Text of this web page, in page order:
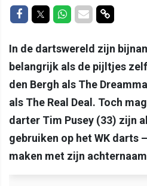
Delen op Facebook
Delen op Twitter
Delen opDelen via Mail
Delen
In de dartswereld zijn
belangrijk als de pijltjes
den Bergh als The
als The Real Deal. Toch
darter Tim Pusey (33) zijn
gebruiken op het WK darts
maken met zijn